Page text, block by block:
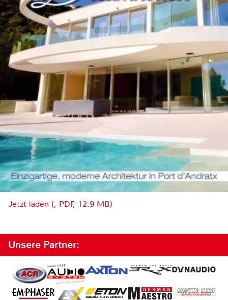
Jetzt laden (, PDF, 12.9 MB)
Unsere Partner: